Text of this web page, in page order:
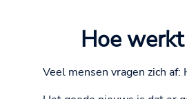
Hoe
Veel mensen vragen zich